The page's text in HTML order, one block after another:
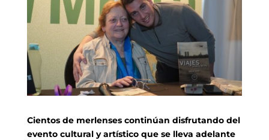
Cientos de merlenses continúan disfrutando del
evento cultural y artístico que se lleva adelante